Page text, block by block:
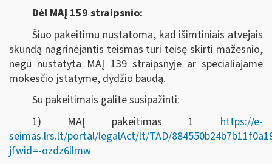
Dėl MAĮ 159 straipsnio:
Šiuo pakeitimu nustatoma, kad išimtiniais atvejais
skundą nagrinėjantis teismas turi teisę skirti mažesnio,
negu nustatyta MAĮ 139 straipsnyje ar specialiajame
mokesčio įstatyme, dydžio baudą.
Su pakeitimais galite susipažinti:
1) MAĮ pakeitimas 1 https://e-
seimas.lrs.lt/portal/legalAct/lt/TAD/
jfwid=-ozdz6llmw